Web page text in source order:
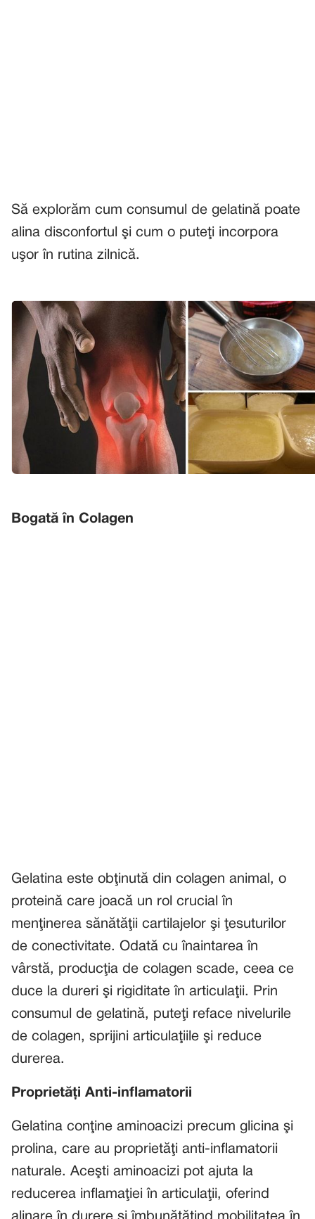
Să explorăm cum consumul de gelatină poate
alina disconfortul şi cum o puteţi incorpora
uşor în rutina zilnică.
Bogată în Colagen
Gelatina este obţinută din colagen animal, o
proteină care joacă un rol crucial în
menţinerea sănătăţii cartilajelor şi ţesuturilor
de conectivitate. Odată cu înaintarea în
vârstă, producţia de colagen scade, ceea ce
duce la dureri şi rigiditate în articulaţii. Prin
consumul de gelatină, puteţi reface nivelurile
de colagen, sprijini articulaţiile şi reduce
durerea.
Proprietăţi Anti-inflamatorii
Gelatina conţine aminoacizi precum glicina şi
prolina, care au proprietăţi anti-inflamatorii
naturale. Aceşti aminoacizi pot ajuta la
reducerea inflamaţiei în articulaţii, oferind